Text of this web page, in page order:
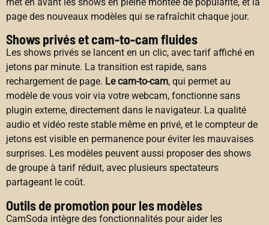
page des nouveaux modèles qui se rafraîchit chaque jour.
Shows privés et cam-to-cam fluides
Les shows privés se lancent en un clic, avec tarif affiché en
jetons par minute. La transition est rapide, sans
rechargement de page. Le cam-to-cam, qui permet au
modèle de vous voir via votre webcam, fonctionne sans
plugin externe, directement dans le navigateur. La qualité
audio et vidéo reste stable même en privé, et le compteur de
jetons est visible en permanence pour éviter les mauvaises
surprises. Les modèles peuvent aussi proposer des shows
de groupe à tarif réduit, avec plusieurs spectateurs
partageant le coût.
Outils de promotion pour les modèles
CamSoda intègre des fonctionnalités pour aider les